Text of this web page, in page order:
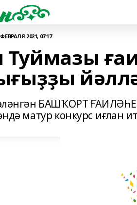
ФЕВРАЛЯ 2021, 07:17
БАШҠОРТ
матур конкурс иғлан